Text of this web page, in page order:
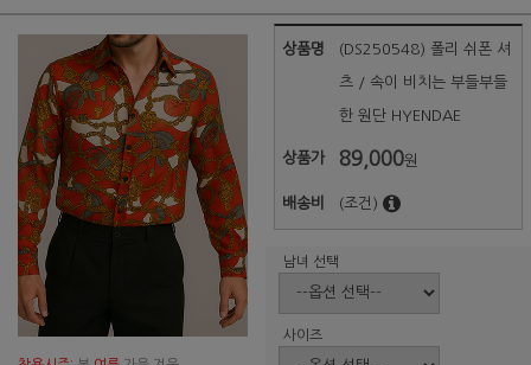
상품명 (DS250548) 폴리 쉬폰 셔
츠 / 속이 비치는 부들부들
한 원단 HYENDAE
상품가 89,000원
배송비 (조건)
남녀 선택
사이즈